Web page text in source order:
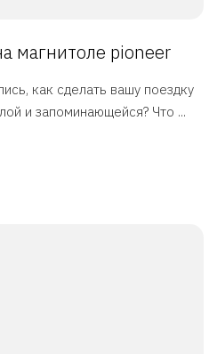
магнитоле pioneer
как сделать вашу поездку
и запоминающейся? Что ...